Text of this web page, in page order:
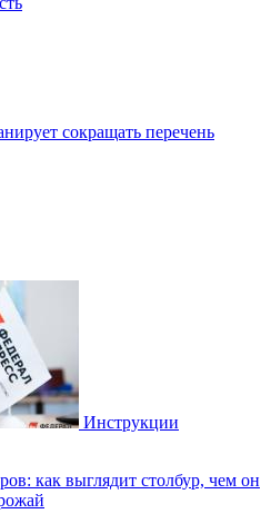
сокращать перечень
Инструкции
как выглядит столбур, чем он